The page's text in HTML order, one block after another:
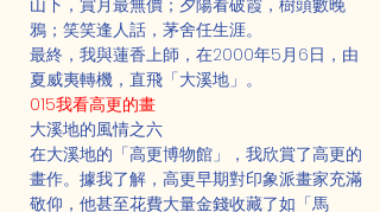
山下，賞月最無價；夕陽看破霞，樹頭數晚
鴉；笑笑逢人話，茅舍任生涯。
最終，我與蓮香上師，在2000年5月6日，由
夏威夷轉機，直飛「大溪地」。
015我看高更的畫
大溪地的風情之六
在大溪地的「高更博物館」，我欣賞了高更的
畫作。據我了解，高更早期對印象派畫家充滿
敬仰，他甚至花費大量金錢收藏了如「馬